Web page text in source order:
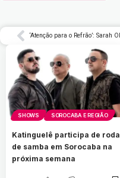
SHOWS SOROCABA E REGIÃO
Katinguelê participa de roda
de samba em Sorocaba na
próxima semana